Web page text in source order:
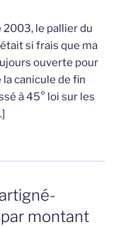
le pallier du
si frais que ma
ouverte pour
canicule de fin
à 45° loi sur les
montant